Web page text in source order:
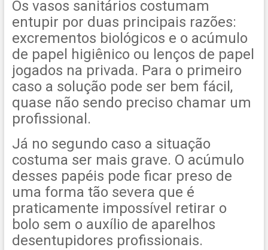
Os vasos sanitários costumam
entupir por duas principais razões:
excrementos biológicos e o acúmulo
de papel higiênico ou lenços de papel
jogados na privada. Para o primeiro
caso a solução pode ser bem fácil,
quase não sendo preciso chamar um
profissional.
Já no segundo caso a situação
costuma ser mais grave. O acúmulo
desses papéis pode ficar preso de
uma forma tão severa que é
praticamente impossível retirar o
bolo sem o auxílio de aparelhos
desentupidores profissionais.